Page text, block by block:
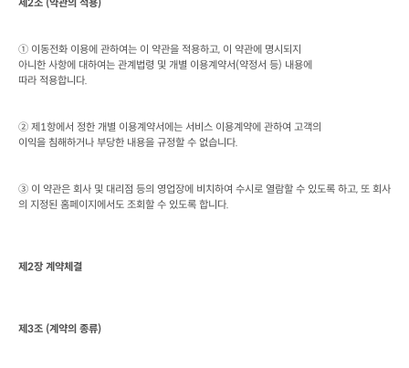
제 2조 (약관의 적용)
① 이동전화 이용에 관하여는 이 약관을 적용하고, 이 약관에 명시되지
아니한 사항에 대하여는 관계법령 및 개별 이용계약서 (약정서 등) 내용에
따라 적용합니다.
② 제 1항에서 정한 개별 이용계약서에는 서비스 이용계약에 관하여 고객의
이익을 침해하거나 부당한 내용을 규정할 수 없습니다.
③ 이 약관은 회사 및 대리점 등의 영업장에 비치하여 수시로 열람할 수 있도록 하고, 또 회사
의 지정된 홈페이지에서도 조회할 수 있도록 합니다.
제 2장 계약체결
제 3조 (계약의 종류)